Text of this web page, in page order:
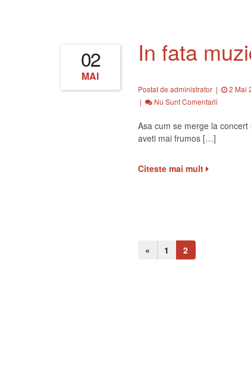
02
MAI
In fata
Postat de administrator| 2 Mai
|
Nu Sunt Comentarii
Asa cum se merge la
aveti mai frumos […]
Citeste mai mult
« 1 2